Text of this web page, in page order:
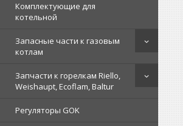
Комплектующие для
котельной
Запасные части к газовым
котлам
Запчасти к горелкам Riello,
Weishaupt, Ecoflam, Baltur
Регуляторы GOK